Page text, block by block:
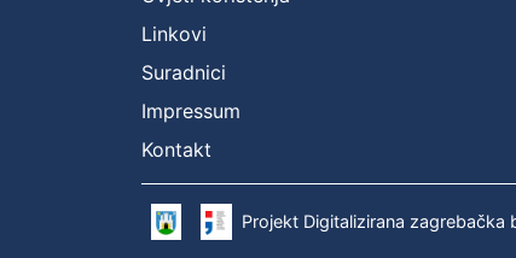
Linkovi
Suradnici
Impressum
Kontakt
Projekt Digitalizirana zagrebačka